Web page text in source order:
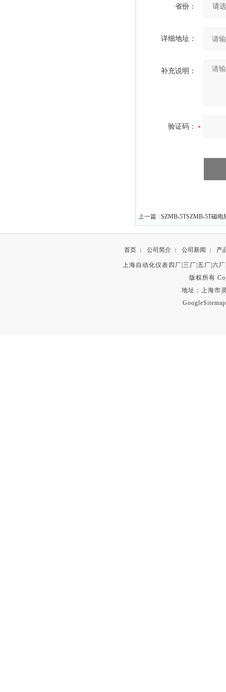
省份：
详细地址：
补充说明：
验证码：
上一篇 : SZMB-5TSZMB-5T磁电
首页 | 公司简介 | 公司新闻 | 产
上海自动化仪表四厂|三厂|五厂|六
版权所有
地址：上海市
GoogleSitemap